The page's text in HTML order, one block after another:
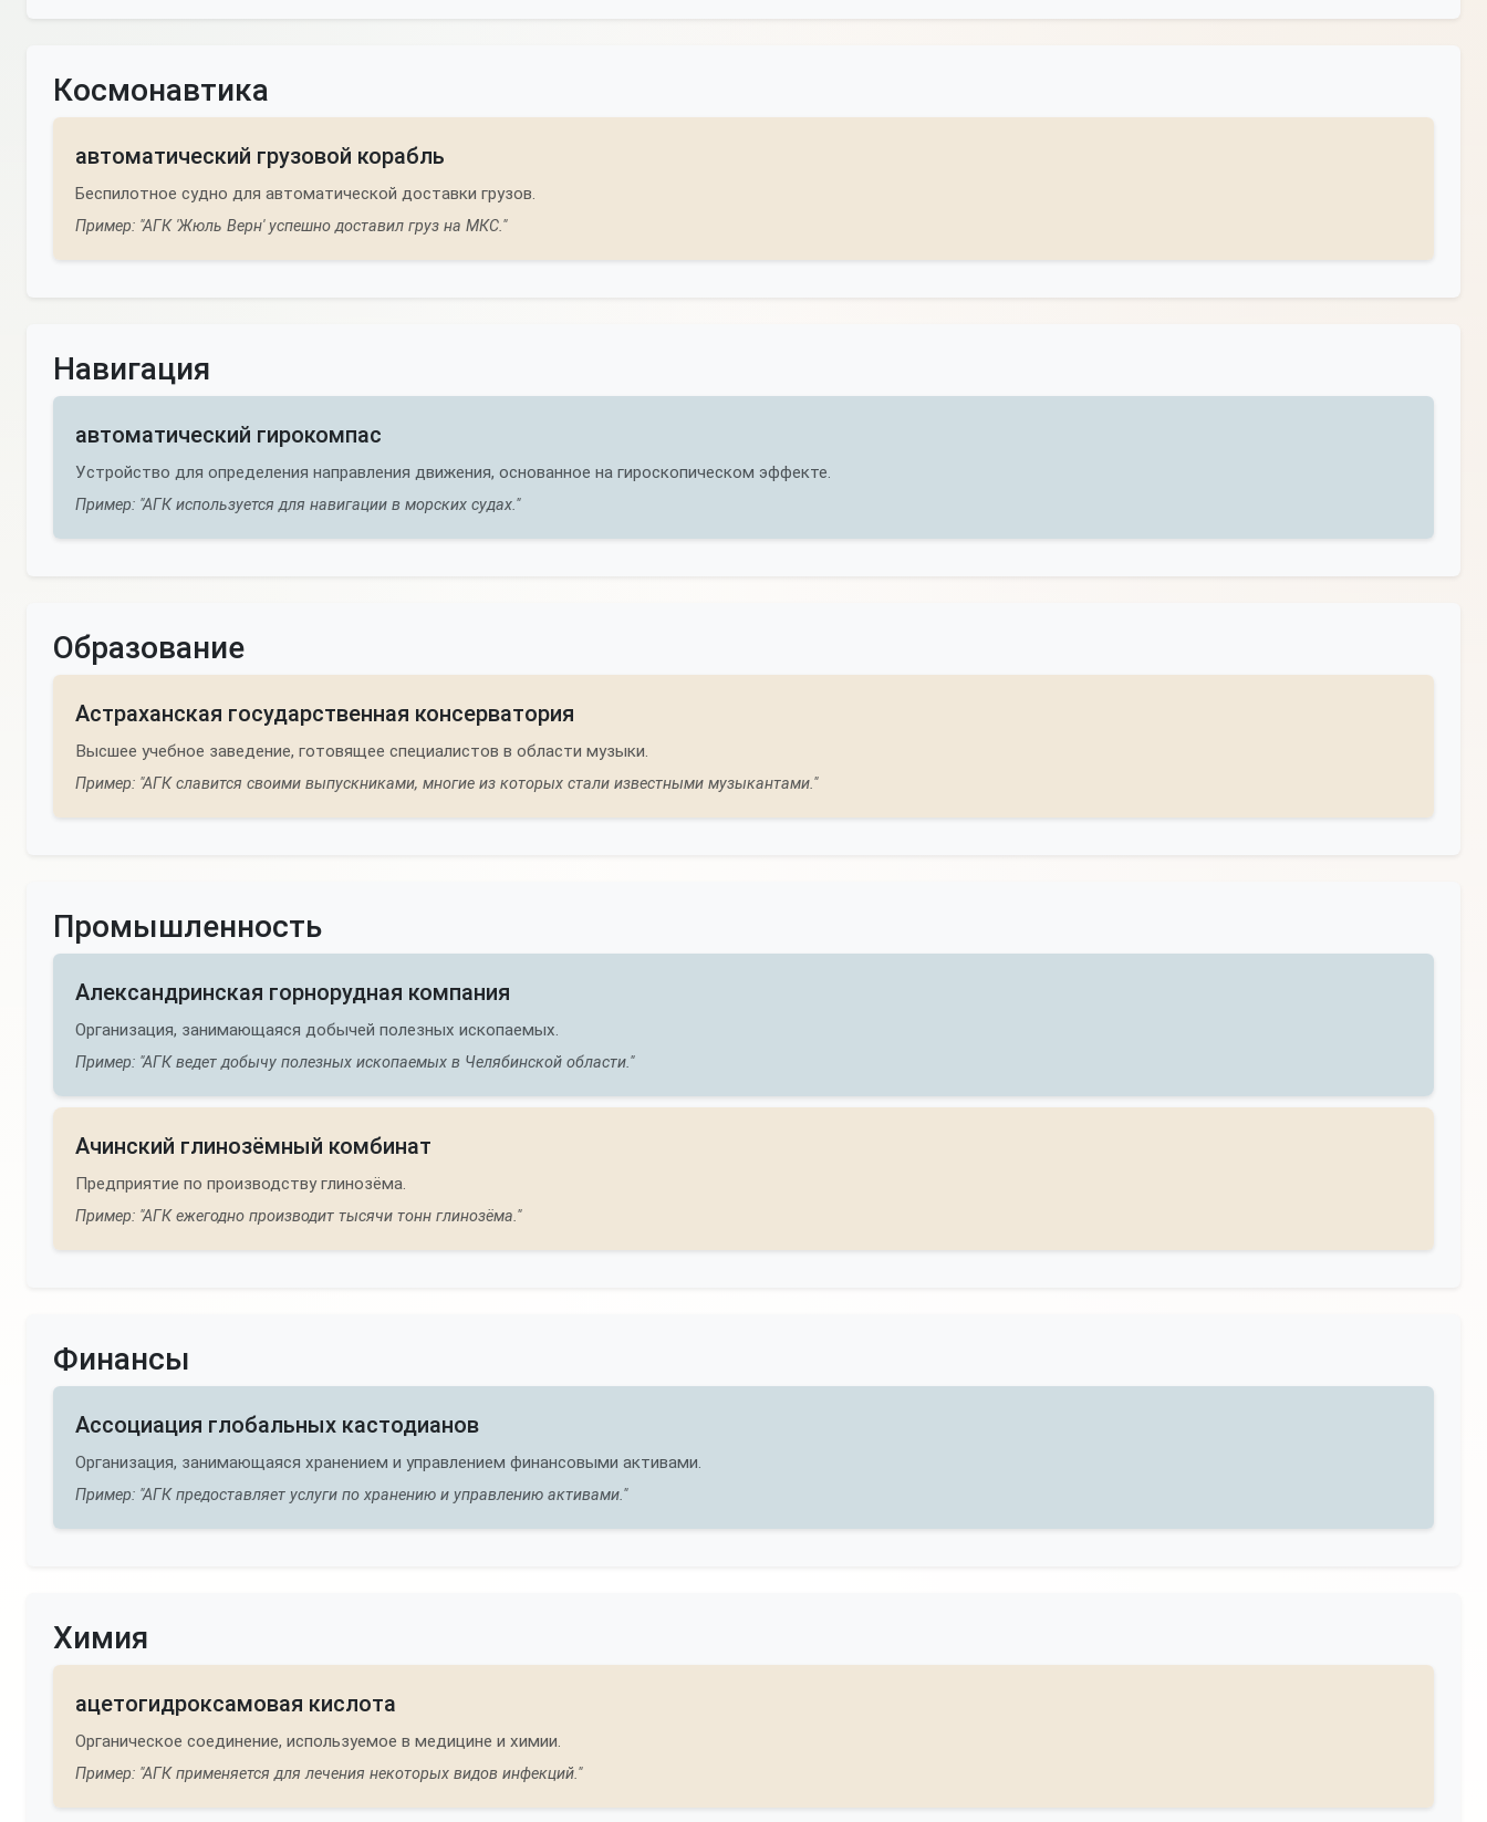
Космонавтика
автоматический грузовой корабль
Беспилотное судно для автоматической доставки грузов.
Пример: "АГК 'Жюль Верн' успешно доставил груз на МКС."
Навигация
автоматический гирокомпас
Устройство для определения направления движения, основанное на гироскопическом эффекте.
Пример: "АГК используется для навигации в морских судах."
Образование
Астраханская государственная консерватория
Высшее учебное заведение, готовящее специалистов в области музыки.
Пример: "АГК славится своими выпускниками, многие из которых стали известными музыкантами."
Промышленность
Александринская горнорудная компания
Организация, занимающаяся добычей полезных ископаемых.
Пример: "АГК ведет добычу полезных ископаемых в Челябинской области."
Ачинский глинозёмный комбинат
Предприятие по производству глинозёма.
Пример: "АГК ежегодно производит тысячи тонн глинозёма."
Финансы
Ассоциация глобальных кастодианов
Организация, занимающаяся хранением и управлением финансовыми активами.
Пример: "АГК предоставляет услуги по хранению и управлению активами."
Химия
ацетогидроксамовая кислота
Органическое соединение, используемое в медицине и химии.
Пример: "АГК применяется для лечения некоторых видов инфекций."